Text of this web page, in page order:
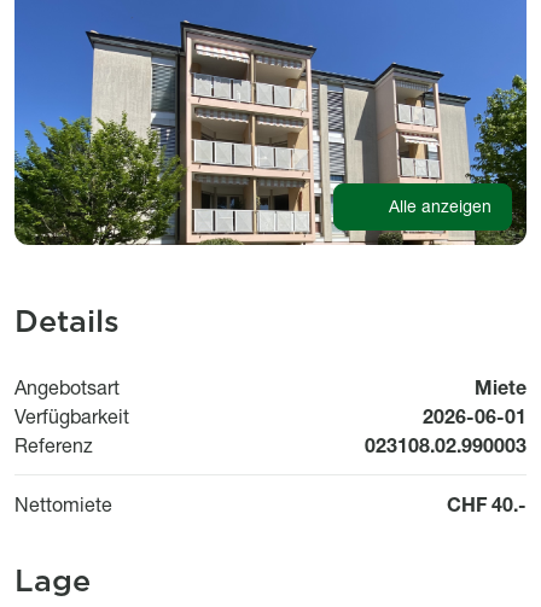
Alle anzeigen
Details
Angebotsart
Miete
Verfügbarkeit
Available
2026-06-01
Referenz
023108.02.990003
Nettomiete CHF 40.-
Lage